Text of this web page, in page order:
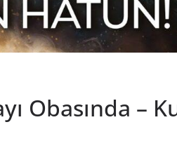
Obasında –